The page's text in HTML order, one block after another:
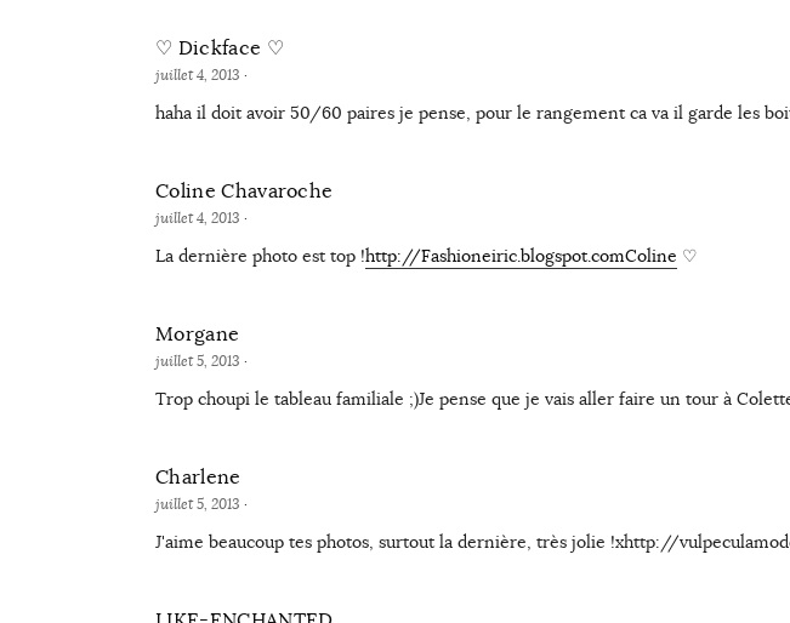
♡ Dickface ♡
juillet 4, 2013 ·
haha il doit avoir 50/60 paires je pense, pour le rangement ca va il garde les
Coline Chavaroche
juillet 4, 2013 ·
La dernière photo est top !http://Fashioneiric.blogspot.comColine ♡
Morgane
juillet 5, 2013 ·
Trop choupi le tableau familiale ;)Je pense que je vais aller faire un tour à
Charlene
juillet 5, 2013 ·
J'aime beaucoup tes photos, surtout la dernière, très jolie !xhttp://